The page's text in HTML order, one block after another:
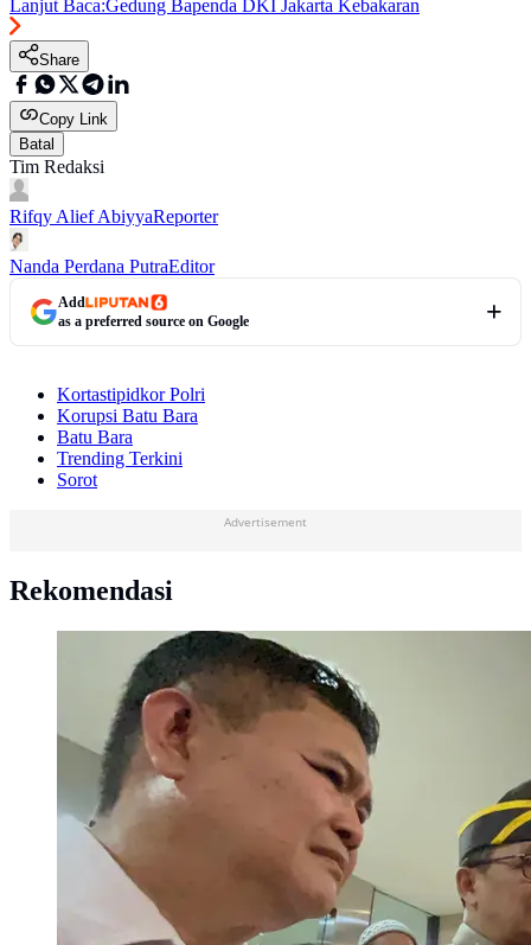
Lanjut Baca:Gedung Bapenda DKI Jakarta Kebakaran
Share
Copy Link
Batal
Tim Redaksi
Rifqy Alief AbiyyaReporter
Nanda Perdana PutraEditor
Add
as a preferred source on Google
Kortastipidkor Polri
Korupsi Batu Bara
Batu Bara
Trending Terkini
Sorot
Advertisement
Rekomendasi